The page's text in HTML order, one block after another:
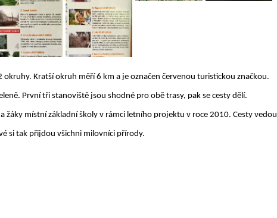
okruhy. Kratší okruh měří 6 km a je označen červenou turistickou značkou.
První tři stanoviště jsou shodné pro obě trasy, pak se cesty dělí.
žáky místní základní školy v rámci letního projektu v roce 2010. Cesty vedou
si tak přijdou všichni milovníci přírody.